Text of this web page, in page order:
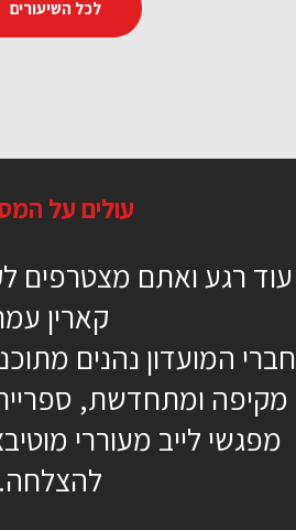
46 דקות
אריאל
לכל השיעורים
עולים על
עוד רגע ואתם מצטרפים
קארין
חברי המועדון נהנים
מקיפה ומתחדשת,
מפגשי לייב מעוררי
להצלחה.